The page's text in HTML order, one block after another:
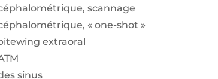
scannage
« one-shot »
extraoral
sinus